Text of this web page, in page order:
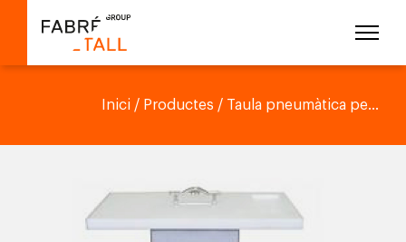
Inici / Productes / Taula pneumàtica pe...